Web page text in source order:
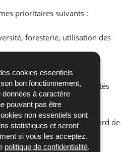
cookies essentiels
bon fonctionnement,
données à caractère
pouvant pas être
non essentiels sont
statistiques et seront
si vous les acceptez.
politique de confidentialité.
prioritaires suivants :
foresterie, utilisation des
en eaux propres
et des déchets
au niveau des communautés
de la finance durable et
de transparence de l’Accord de